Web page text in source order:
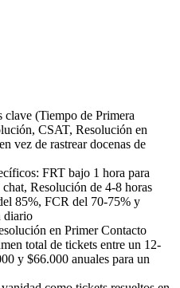
clave (Tiempo de Primera
CSAT, Resolución en
vez de rastrear docenas de
FRT bajo 1 hora para
Resolución de 4-8 horas
85%, FCR del 70-75% y
diario
en Primer Contacto
total de tickets entre un 12-
y $66.000 anuales para un